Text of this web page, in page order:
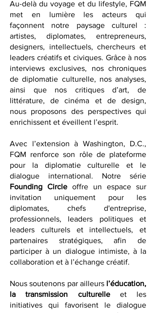
Au-delà du voyage et du lifestyle, FQM
met en lumière les acteurs qui
façonnent notre paysage culturel :
artistes, diplomates, entrepreneurs,
designers, intellectuels, chercheurs et
leaders créatifs et civiques. Grâce à nos
interviews exclusives, nos chroniques
de diplomatie culturelle, nos analyses,
ainsi que nos critiques d’art, de
littérature, de cinéma et de design,
nous proposons des perspectives qui
Avec l’extension à Washington, D.C.,
FQM renforce son rôle de plateforme
pour la diplomatie culturelle et le
dialogue international. Notre série
Founding Circleoffre un espace sur
invitation uniquement pour les
diplomates, chefs d'entreprise,
professionnels, leaders politiques et
leaders culturels et intellectuels, et
partenaires stratégiques, afin de
participer à un dialogue intimiste, à la
Nous soutenons par ailleursl’éducation,
la transmission culturelleet les